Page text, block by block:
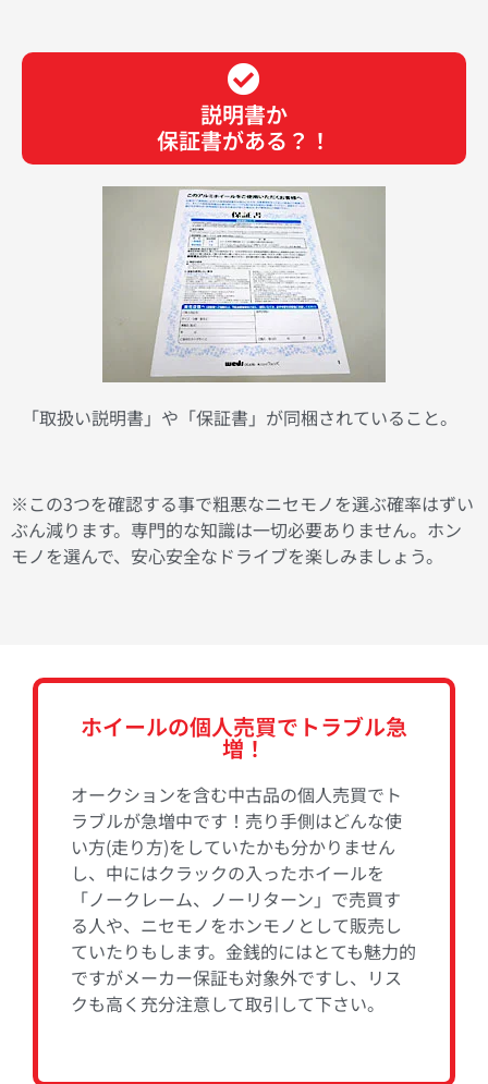
説明書か
保証書がある？！
「取扱い説明書」や「保証書」が同梱されていること。
※この3つを確認する事で粗悪なニセモノを選ぶ確率はずい
ぶん減ります。専門的な知識は一切必要ありません。ホン
モノを選んで、安心安全なドライブを楽しみましょう。
ホイールの個人売買でトラブル急
増！
オークションを含む中古品の個人売買でト
ラブルが急増中です！売り手側はどんな使
い方(走り方)をしていたかも分かりません
し、中にはクラックの入ったホイールを
「ノークレーム、ノーリターン」で売買す
る人や、ニセモノをホンモノとして販売し
ていたりもします。金銭的にはとても魅力的
ですがメーカー保証も対象外ですし、リス
クも高く充分注意して取引して下さい。